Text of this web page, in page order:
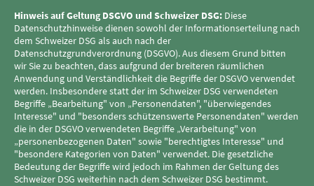
Hinweis auf Geltung DSGVO und Schweizer DSG: Diese
Datenschutzhinweise dienen sowohl der Informationserteilung nach
dem Schweizer DSG als auch nach der
Datenschutzgrundverordnung (DSGVO). Aus diesem Grund bitten
wir Sie zu beachten, dass aufgrund der breiteren räumlichen
Anwendung und Verständlichkeit die Begriffe der DSGVO verwendet
werden. Insbesondere statt der im Schweizer DSG verwendeten
Begriffe „Bearbeitung" von „Personendaten", "überwiegendes
Interesse" und "besonders schützenswerte Personendaten" werden
die in der DSGVO verwendeten Begriffe „Verarbeitung" von
„personenbezogenen Daten" sowie "berechtigtes Interesse" und
"besondere Kategorien von Daten" verwendet. Die gesetzliche
Bedeutung der Begriffe wird jedoch im Rahmen der Geltung des
Schweizer DSG weiterhin nach dem Schweizer DSG bestimmt.